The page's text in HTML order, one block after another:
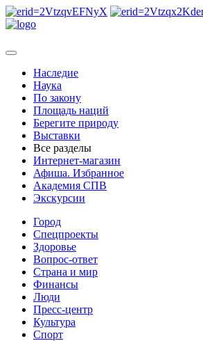
Наследие
Наука
По закону
Площадь наций
Берегите природу
Выставки
Все разделы
Интернет-магазин
Афиша. Избранное
Академия СПВ
Экскурсии
Город
Спецпроекты
Здоровье
Вопрос-ответ
Страна и мир
Финансы
Люди
Пресс-центр
Культура
Спорт